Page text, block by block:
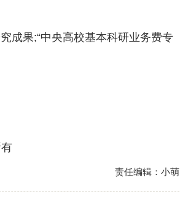
果;“中央高校基本科研业务费专
责任编辑：小萌